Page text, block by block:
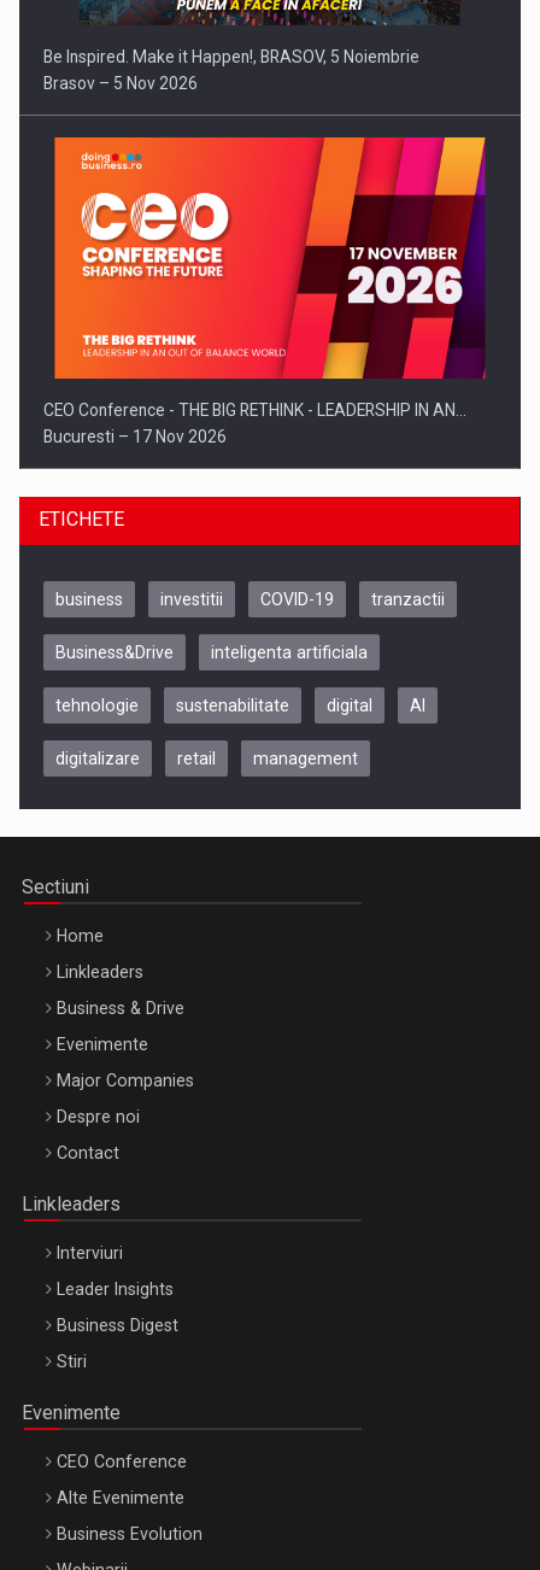
Be Inspired. Make it Happen!, BRASOV, 5 Noiembrie
Brasov – 5 Nov 2026
CEO Conference - THE BIG RETHINK - LEADERSHIP IN AN…
Bucuresti – 17 Nov 2026
Be Inspired. Make it Happen!, CLUJ, 9 Decembrie
Be Inspired. Make it Happen!, ARTEMIS LETO, ORADEA, 8
Octombrie
ETICHETE
business investitii COVID-19 tranzactii
Business&Drive inteligenta artificiala
tehnologie sustenabilitate digital AI
digitalizare retail management
Sectiuni
Home
Linkleaders
Business & Drive
Evenimente
Major Companies
Despre noi
Contact
Linkleaders
Interviuri
Leader Insights
Business Digest
Stiri
Evenimente
CEO Conference
Alte Evenimente
Business Evolution